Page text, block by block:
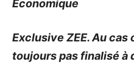
Économique
Exclusive ZEE. Au cas
toujours pas finalisé à